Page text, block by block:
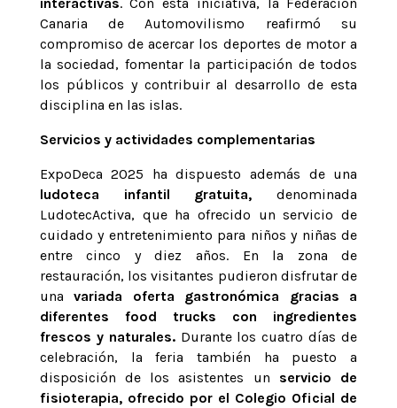
interactivas. Con esta iniciativa, la Federación
Canaria de Automovilismo reafirmó su
compromiso de acercar los deportes de motor a
la sociedad, fomentar la participación de todos
los públicos y contribuir al desarrollo de esta
disciplina en las islas.
Servicios y actividades complementarias
ExpoDeca 2025 ha dispuesto además de una
ludoteca infantil gratuita, denominada
LudotecActiva, que ha ofrecido un servicio de
cuidado y entretenimiento para niños y niñas de
entre cinco y diez años. En la zona de
restauración, los visitantes pudieron disfrutar de
unavariada oferta gastronómica gracias a
diferentes food trucks con ingredientes
frescos y naturales.Durante los cuatro días de
celebración, la feria también ha puesto a
disposición de los asistentes un servicio de
fisioterapia, ofrecido por el Colegio Oficial de